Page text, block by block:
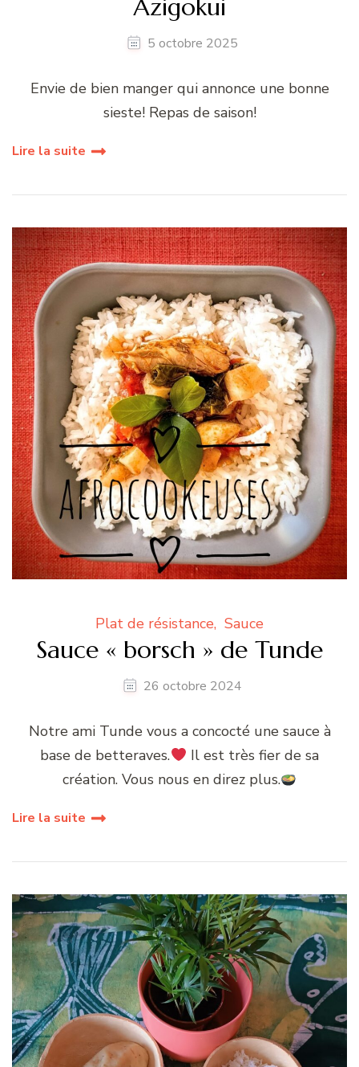
Azigokui
5 octobre 2025
Envie de bien manger qui annonce une bonne
sieste! Repas de saison!
Lire la suite
Plat de résistance Sauce
Sauce « borsch » de Tunde
26 octobre 2024
Notre ami Tunde vous a concocté une sauce à
base de betteraves.
Il est très fier de sa
création. Vous nous en direz plus.
Lire la suite